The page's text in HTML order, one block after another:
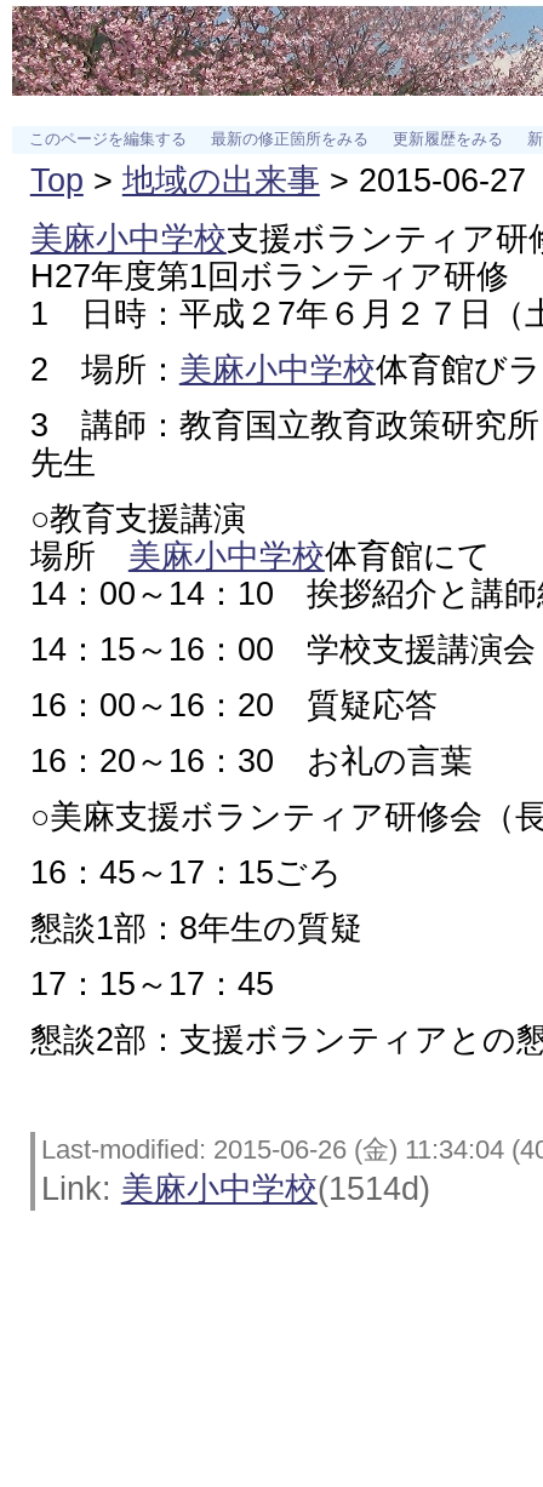
このページを編集する 最新の修正箇所をみる 更新履歴をみる
Top > 地域の出来事 > 2015-06-27
美麻小中学校支援ボランティア研
H27年度第1回ボランティア研修
1 日時：平成２7年６月２７日（
2 場所： 美麻小中学校体育館び
3 講師：教育国立教育政策研
先生
○教育支援講演
場所 美麻小中学校体育館にて
14：00～14：10 挨拶紹介と講
14：15～16：00 学校支援講演
16：00～16：20 質疑応答
16：20～16：30 お礼の言葉
○美麻支援ボランティア研修会（
16：45～17：15ごろ
懇談1部：8年生の質疑
17：15～17：45
懇談2部：支援ボランティアとの
Last-modified: 2015-06-26 (金) 11:34:04
Link: 美麻小中学校(1514d)